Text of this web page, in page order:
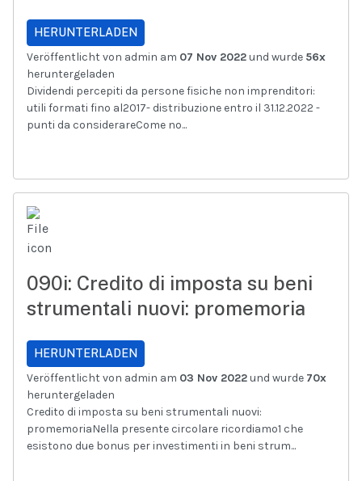
HERUNTERLADEN
Veröffentlicht von admin am 07 Nov 2022und wurde 56x
heruntergeladen
Dividendi percepiti da persone fisiche non imprenditori:
utili formati fino al2017- distribuzione entro il 31.12.2022 -
punti da considerareCome no...
090i: Credito di imposta su beni
strumentali nuovi: promemoria
HERUNTERLADEN
Veröffentlicht von admin am 03 Nov 2022und wurde 70x
heruntergeladen
Credito di imposta su beni strumentali nuovi:
promemoriaNella presente circolare ricordiamo1 che
esistono due bonus per investimenti in beni strum...